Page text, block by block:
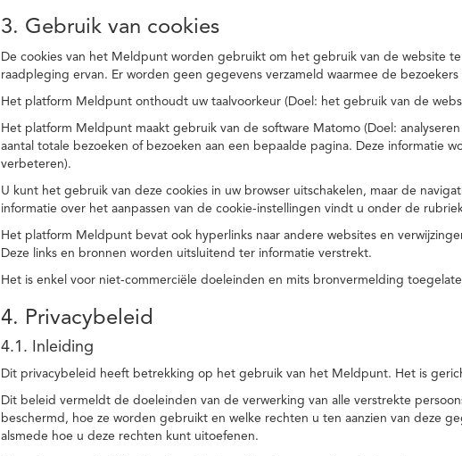
3. Gebruik van cookies
De cookies van het Meldpunt worden gebruikt om het gebruik van de website
raadpleging ervan. Er worden geen gegevens verzameld waarmee de
Het platform Meldpunt onthoudt uw taalvoorkeur (Doel: het gebruik van de
Het platform Meldpunt maakt gebruik van de software Matomo (Doel:
aantal totale bezoeken of bezoeken aan een bepaalde pagina. Deze informatie
verbeteren).
U kunt het gebruik van deze cookies in uw browser uitschakelen, maar de
informatie over het aanpassen van de cookie-instellingen vindt u onder de
Het platform Meldpunt bevat ook hyperlinks naar andere websites en
Deze links en bronnen worden uitsluitend ter informatie verstrekt.
Het is enkel voor niet-commerciële doeleinden en mits bronvermelding
4. Privacybeleid
4.1. Inleiding
Dit privacybeleid heeft betrekking op het gebruik van het Meldpunt. Het is
Dit beleid vermeldt de doeleinden van de verwerking van alle verstrekte
beschermd, hoe ze worden gebruikt en welke rechten u ten aanzien van deze
alsmede hoe u deze rechten kunt uitoefenen.